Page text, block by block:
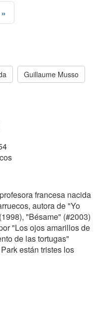
»
Guillaume Musso
francesa nacida
autora de "Yo
"Bésame" (#2003)
"Los ojos amarillos de
de las tortugas"
están tristes los